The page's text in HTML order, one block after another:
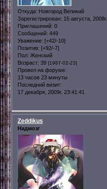
Откуда: Новгород Великий
Зарегистрирован: 15 августа, 2008г.
Приглашений: 0
Сообщений: 449
Уважение: [+42/-10]
Позитив: [+92/-7]
Пол: Женский
Возраст: 39 [1987-02-23]
Провел на форуме:
13 часов 23 минуты
Последний визит:
17 декабря, 2009г. 23:41:41
Zeddikus
Надмозг